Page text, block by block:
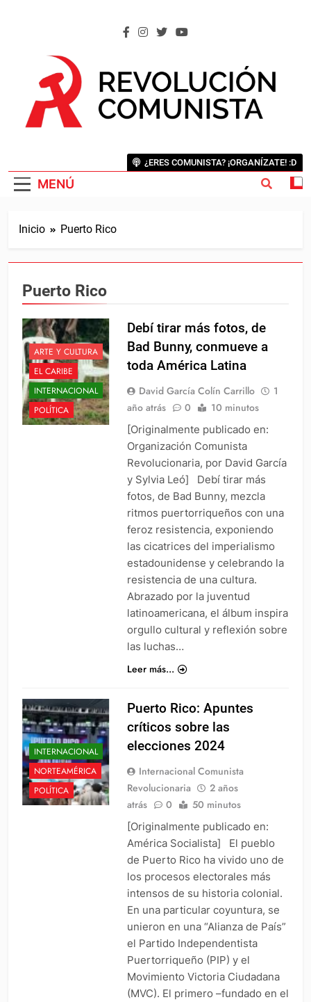
MENÚ
¿ERES COMUNISTA? ¡ORGANÍZATE! :D
Inicio Puerto Rico
Puerto Rico
ARTE Y CULTURA
EL CARIBE
INTERNACIONAL
POLÍTICA
Debí tirar más fotos, de
Bad Bunny, conmueve a
toda América Latina
David García Colín Carrillo
1
año atrás
0 10 minutos
[Originalmente publicado en:
Organización Comunista
Revolucionaria, por David García
y Sylvia Leó] Debí tirar más
fotos, de Bad Bunny, mezcla
ritmos puertorriqueños con una
feroz resistencia, exponiendo
las cicatrices del imperialismo
estadounidense y celebrando la
resistencia de una cultura.
Abrazado por la juventud
latinoamericana, el álbum inspira
orgullo cultural y reflexión sobre
las luchas…
Leer más...
INTERNACIONAL
NORTEAMÉRICA
POLÍTICA
Puerto Rico: Apuntes
críticos sobre las
elecciones 2024
Internacional Comunista
Revolucionaria
2 años
atrás
0 50 minutos
[Originalmente publicado en:
América Socialista] El pueblo
de Puerto Rico ha vivido uno de
los procesos electorales más
intensos de su historia colonial.
En una particular coyuntura, se
unieron en una “Alianza de País”
el Partido Independentista
Puertorriqueño (PIP) y el
Movimiento Victoria Ciudadana
(MVC). El primero –fundado en el